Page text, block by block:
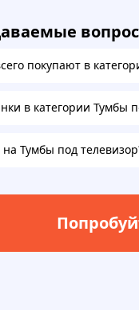
покупают в
в категории Тумбы
Тумбы под